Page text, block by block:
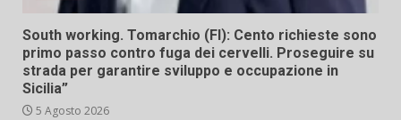
South working. Tomarchio (FI): Cento richieste sono
primo passo contro fuga dei cervelli. Proseguire su
strada per garantire sviluppo e occupazione in
Sicilia”
5 Agosto 2026